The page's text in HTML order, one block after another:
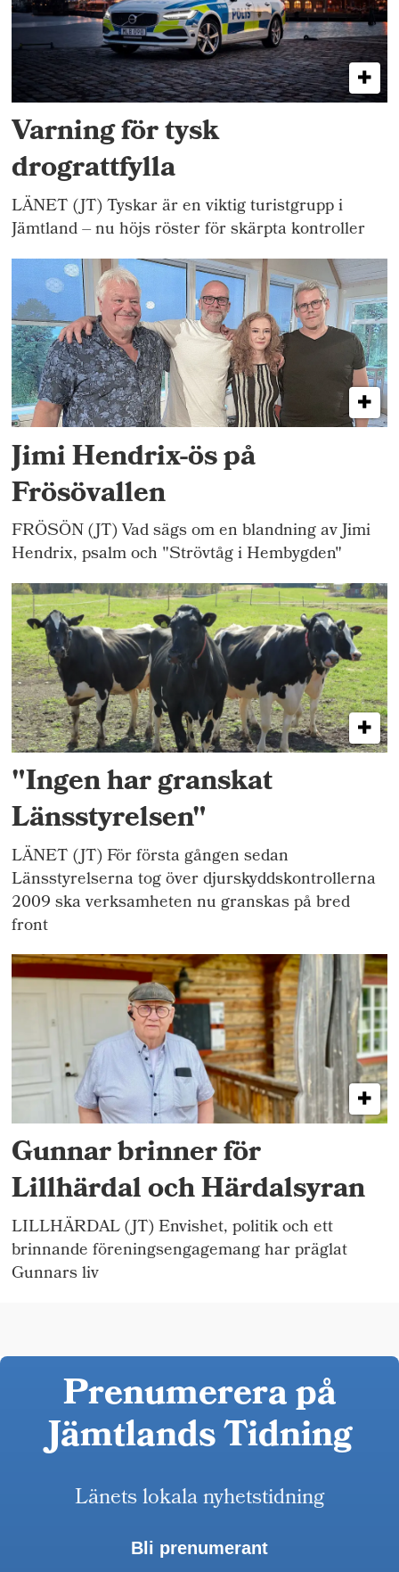
Varning för tysk
drograttfylla
LÄNET (JT) Tyskar är en viktig turistgrupp i
Jämtland – nu höjs röster för skärpta kontroller
Jimi Hendrix-ös på
Frösövallen
FRÖSÖN (JT) Vad sägs om en blandning av Jimi
Hendrix, psalm och "Strövtåg i Hembygden"
"Ingen har granskat
Länsstyrelsen"
LÄNET (JT) För första gången sedan
Länsstyrelserna tog över djurskyddskontrollerna
2009 ska verksamheten nu granskas på bred
front
Gunnar brinner för
Lillhärdal och Härdalsyran
LILLHÄRDAL (JT) Envishet, politik och ett
brinnande föreningsengagemang har präglat
Gunnars liv
Prenumerera på
Jämtlands Tidning
Länets lokala nyhetstidning
Bli prenumerant